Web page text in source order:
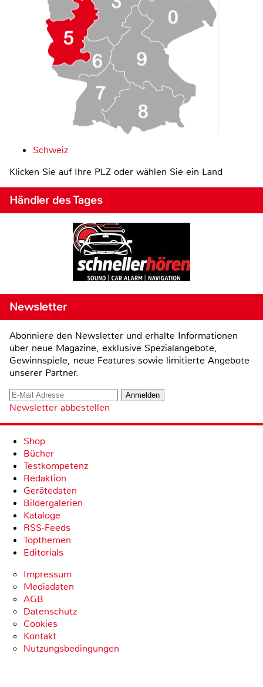
Schweiz
Klicken Sie auf Ihre PLZ oder wählen Sie ein Land
Händler des Tages
Newsletter
Abonniere den Newsletter und erhalte Informationen
über neue Magazine, exklusive Spezialangebote,
Gewinnspiele, neue Features sowie limitierte Angebote
unserer Partner.
Newsletter abbestellen
Shop
Bücher
Testkompetenz
Redaktion
Gerätedaten
Bildergalerien
Kataloge
RSS-Feeds
Topthemen
Editorials
Impressum
Mediadaten
AGB
Datenschutz
Cookies
Kontakt
Nutzungsbedingungen